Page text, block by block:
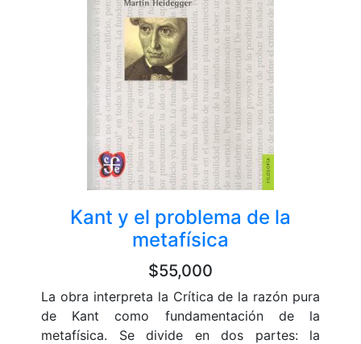
Kant y el problema de la
metafísica
$55,000
La obra interpreta la Crítica de la razón pura
de Kant como fundamentación de la
metafísica. Se divide en dos partes: la